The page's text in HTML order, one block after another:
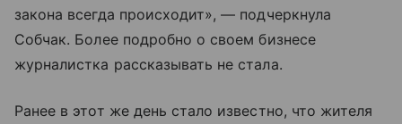
закона всегда происходит», — подчеркнула
Собчак. Более подробно о своем бизнесе
журналистка рассказывать не стала.
Ранее в этот же день стало известно, что жителя